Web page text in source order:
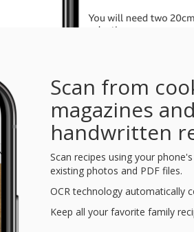
Scan from
magazines and
handwritten
Scan recipes using your
existing photos and PDF files.
OCR technology automatically
Keep all your favorite family